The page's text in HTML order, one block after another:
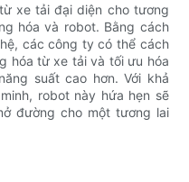
xe tải đại diện cho tương
hóa và robot. Bằng cách
các công ty có thể cách
hóa từ xe tải và tối ưu hóa
suất cao hơn. Với khả
robot này hứa hẹn sẽ
đường cho một tương lai